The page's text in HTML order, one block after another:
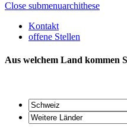
Close submenuarchithese
Kontakt
offene Stellen
Aus welchem Land kommen